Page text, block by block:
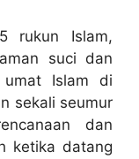
rukun Islam,
suci dan
Islam di
sekali seumur
dan
ketika datang